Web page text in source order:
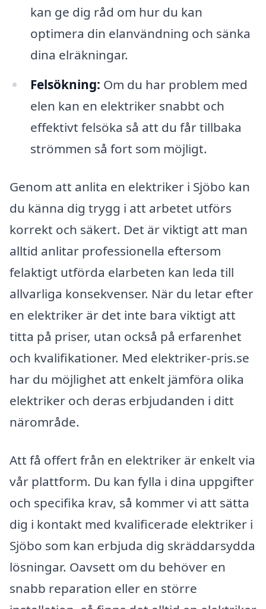
kan ge dig råd om hur du kan
optimera din elanvändning och sänka
dina elräkningar.
Felsökning: Om du har problem med
elen kan en elektriker snabbt och
effektivt felsöka så att du får tillbaka
strömmen så fort som möjligt.
Genom att anlita en elektriker i Sjöbo kan
du känna dig trygg i att arbetet utförs
korrekt och säkert. Det är viktigt att man
alltid anlitar professionella eftersom
felaktigt utförda elarbeten kan leda till
allvarliga konsekvenser. När du letar efter
en elektriker är det inte bara viktigt att
titta på priser, utan också på erfarenhet
och kvalifikationer. Med elektriker-pris.se
har du möjlighet att enkelt jämföra olika
elektriker och deras erbjudanden i ditt
närområde.
Att få offert från en elektriker är enkelt via
vår plattform. Du kan fylla i dina uppgifter
och specifika krav, så kommer vi att sätta
dig i kontakt med kvalificerade elektriker i
Sjöbo som kan erbjuda dig skräddarsydda
lösningar. Oavsett om du behöver en
snabb reparation eller en större